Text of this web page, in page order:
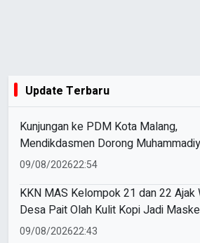
Update Terbaru
Kunjungan ke PDM Kota Malang,
Mendikdasmen Dorong
Perkuat Mutu dan Kemandirian
09/08/202622:54
KKN MAS Kelompok 21 dan 22 Ajak
Desa Pait Olah Kulit Kopi Jadi
Wajah
09/08/202622:43